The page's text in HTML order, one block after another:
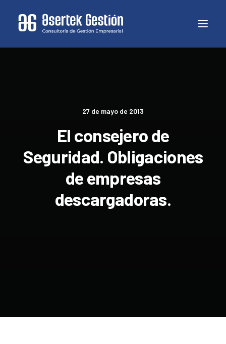
27 de mayo de 2013
El consejero de
Seguridad. Obligaciones
de empresas
descargadoras.